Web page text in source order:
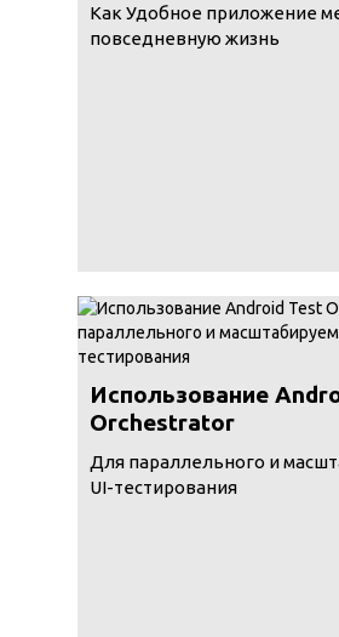
Как Удобное приложение
повседневную жизнь
Использование
Orchestrator
Для параллельного и
UI-тестирования